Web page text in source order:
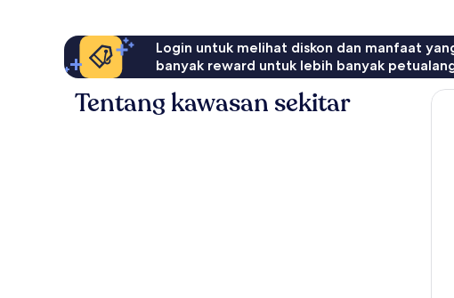
Login untuk melihat diskon dan manfaat
banyak reward untuk lebih banyak
Tentang kawasan sekitar